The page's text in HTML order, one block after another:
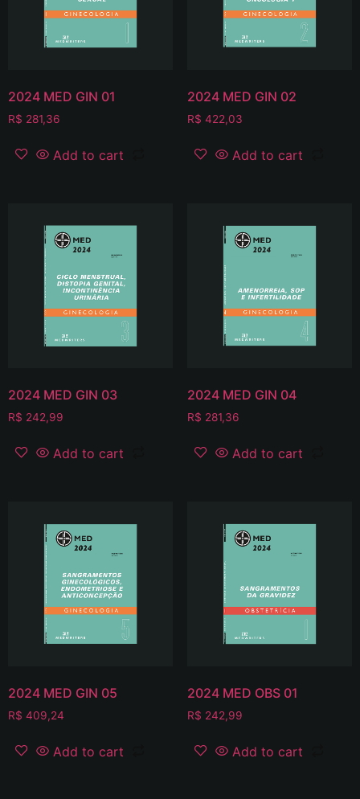
2024 MED GIN 01
R$ 281,36
Add to cart
2024 MED GIN 02
R$ 422,03
Add to cart
2024 MED GIN 03
R$ 242,99
Add to cart
2024 MED GIN 04
R$ 281,36
Add to cart
2024 MED GIN 05
R$ 409,24
Add to cart
2024 MED OBS 01
R$ 242,99
Add to cart